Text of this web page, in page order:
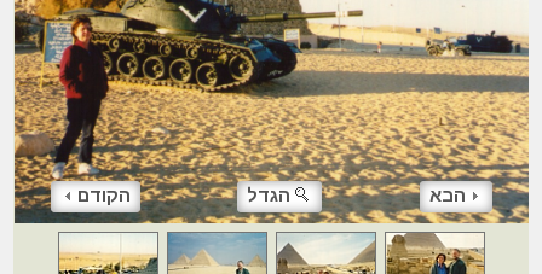
הקודם הגדל הבא